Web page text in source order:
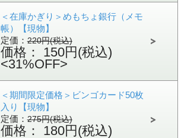
＜在庫かぎり＞めもちょ銀行（メモ
帳）【現物】
定価：220円(税込)
価格： 150円(税込)
<31%OFF>
＜期間限定価格＞ビンゴカード50枚
入り【現物】
定価：275円(税込)
価格： 180円(税込)